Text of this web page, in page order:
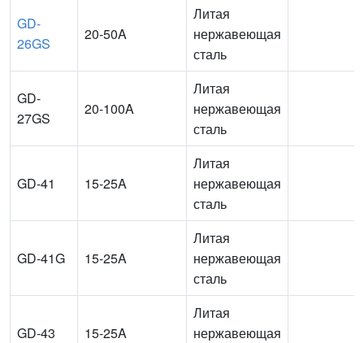
GD-
26GS
20-50A
Литая
нержавеющая
сталь
GD-
27GS
20-100A
Литая
нержавеющая
сталь
GD-41 15-25A
Литая
нержавеющая
сталь
GD-41G 15-25A
Литая
нержавеющая
сталь
GD-43 15-25A
Литая
нержавеющая